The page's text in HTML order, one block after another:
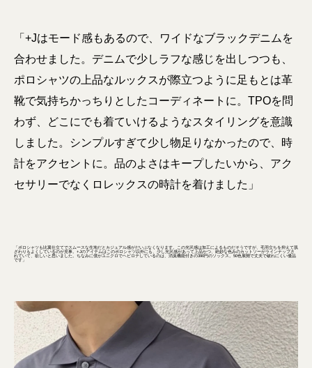
「+Jはモード感もあるので、ワイドなブラックデニムを
合わせました。デニムで少しラフな感じを出しつつも、
ポロシャツの上品なルックスが際立つように足もとは革
靴で気持ちかっちりとしたコーディネートに。TPOを問
わず、どこにでも着ていけるようなスタイリングを意識
しました。シンプルすぎて少し物足りなかったので、時
計をアクセントに。品のよさはキープしたいから、アク
セサリーでなくロレックスの時計を着けました」
「ポロシャツも比翼仕立てでスムースな生地だとカジュアル感がだいぶなくなります。この光沢感は加工によるものだそうですが、毛羽立ちを抑えて肌
ざわりもよくしているのが見事。+Jのアイテムはこのポロシャツ以外にも、少し光沢感があって上品かつ、絶妙な色みのカットソーがラインナップさ
れていて、欲しいと思いました。ちなみに僕がユニクロでヘビロテしているのは、消臭機能付きの390円のソックス。50色展開で丈夫で破れにくい優品
です」